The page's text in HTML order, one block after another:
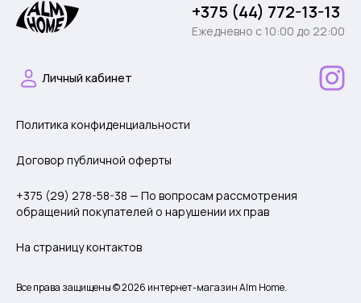
+375 (44) 772-13-13
Ежедневно c 10:00 до 22:00
Личный кабинет
Политика конфиденциальности
Договор публичной оферты
+375 (29) 278-58-38 — По вопросам рассмотрения
обращений покупателей о нарушении их прав
На страницу контактов
Все права защищены © 2026 интернет-магазин Alm Home.